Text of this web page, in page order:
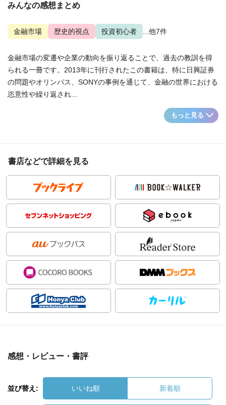
みんなの感想まとめ
金融市場 歴史的視点 投資初心者 ...他7件
金融市場の変遷や企業の動向を振り返ることで、過去の教訓を得
られる一冊です。2013年に刊行されたこの書籍は、特に日興証券
の問題やオリンパス、SONYの事例を通じて、金融の世界における
恣意性や繰り返され...
もっと見る
書店などで詳細を見る
感想・レビュー・書評
並び替え: いいね順 新着順